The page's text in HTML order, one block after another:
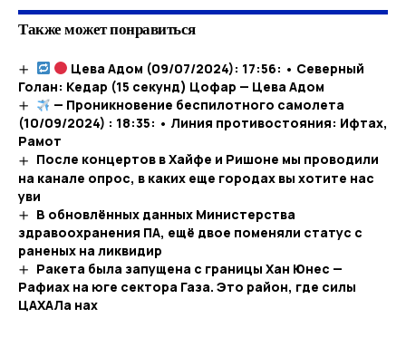
Также может понравиться
Цева Адом (09/07/2024): 17:56: • Северный
Голан: Кедар (15 секунд) Цофар — Цева Адом​
— Проникновение беспилотного самолета
(10/09/2024) : 18:35: • Линия противостояния: Ифтах,
Рамот
После концертов в Хайфе и Ришоне мы проводили
на канале опрос, в каких еще городах вы хотите нас
уви
В обновлённых данных Министерства
здравоохранения ПА, ещё двое поменяли статус с
раненых на ликвидир
Ракета была запущена с границы Хан Юнес —
Рафиах на юге сектора Газа. Это район, где силы
ЦАХАЛа нах